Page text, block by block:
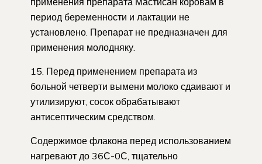
период беременности и лактации не
установлено. Препарат не предназначен для
применения молодняку.
15. Перед применением препарата из
больной четверти вымени молоко сдаивают и
утилизируют, сосок обрабатывают
антисептическим средством.
Содержимое флакона перед использованием
нагревают до 36С-0С, тщательно